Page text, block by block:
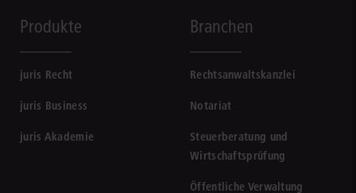
Produkte
juris Recht
juris Business
juris Akademie
Branchen
Rechtsanwaltskanzlei
Notariat
Steuerberatung und
Wirtschaftsprüfung
Öffentliche Verwaltung